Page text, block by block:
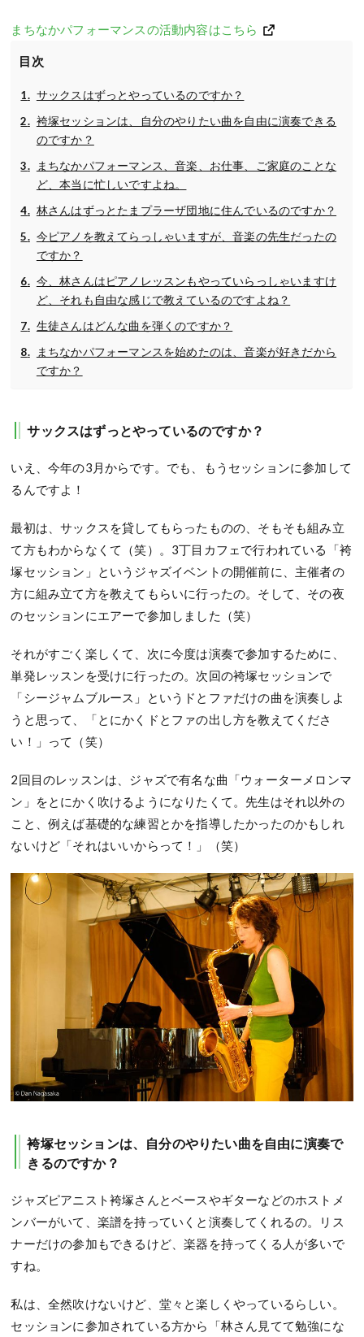
まちなかパフォーマンスの活動内容はこちら
目次
サックスはずっとやっているのですか？
袴塚セッションは、自分のやりたい曲を自由に演奏できる
のですか？
まちなかパフォーマンス、音楽、お仕事、ご家庭のことな
ど、本当に忙しいですよね。
林さんはずっとたまプラーザ団地に住んでいるのですか？
今ピアノを教えてらっしゃいますが、音楽の先生だったの
ですか？
今、林さんはピアノレッスンもやっていらっしゃいますけ
ど、それも自由な感じで教えているのですよね？
生徒さんはどんな曲を弾くのですか？
まちなかパフォーマンスを始めたのは、音楽が好きだから
ですか？
サックスはずっとやっているのですか？
いえ、今年の3月からです。でも、もうセッションに参加して
るんですよ！
最初は、サックスを貸してもらったものの、そもそも組み立
て方もわからなくて（笑）。3丁目カフェで行われている「袴
塚セッション」というジャズイベントの開催前に、主催者の
方に組み立て方を教えてもらいに行ったの。そして、その夜
のセッションにエアーで参加しました（笑）
それがすごく楽しくて、次に今度は演奏で参加するために、
単発レッスンを受けに行ったの。次回の袴塚セッションで
「シージャムブルース」というドとファだけの曲を演奏しよ
うと思って、「とにかくドとファの出し方を教えてくださ
い！」って（笑）
2回目のレッスンは、ジャズで有名な曲「ウォーターメロンマ
ン」をとにかく吹けるようになりたくて。先生はそれ以外の
こと、例えば基礎的な練習とかを指導したかったのかもしれ
ないけど「それはいいからって！」（笑）
袴塚セッションは、自分のやりたい曲を自由に演奏で
きるのですか？
ジャズピアニスト袴塚さんとベースやギターなどのホストメ
ンバーがいて、楽譜を持っていくと演奏してくれるの。リス
ナーだけの参加もできるけど、楽器を持ってくる人が多いで
すね。
私は、全然吹けないけど、堂々と楽しくやっているらしい。
セッションに参加されている方から「林さん見てて勉強にな